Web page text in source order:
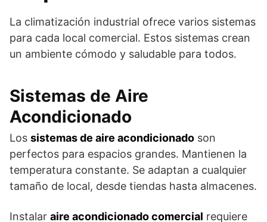
La climatización industrial ofrece varios sistemas
para cada local comercial. Estos sistemas crean
un ambiente cómodo y saludable para todos.
Sistemas de Aire
Acondicionado
Los sistemas de aire acondicionado son
perfectos para espacios grandes. Mantienen la
temperatura constante. Se adaptan a cualquier
tamaño de local, desde tiendas hasta almacenes.
Instalar aire acondicionado comercial requiere